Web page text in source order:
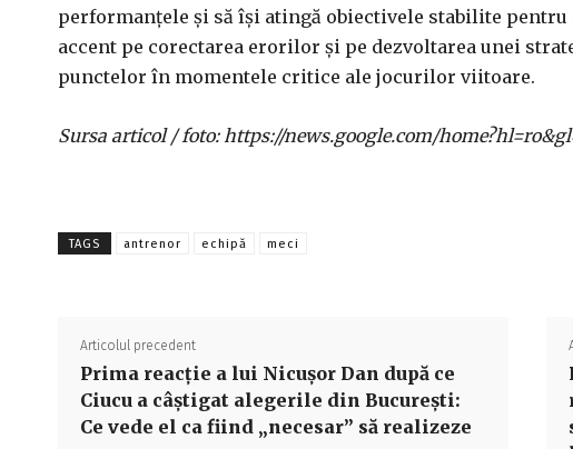
performanțele și să își atingă obiectivele stabilite
accent pe corectarea erorilor și pe dezvoltarea unei
punctelor în momentele critice ale jocurilor viitoare.
Sursa articol / foto: https://news.google.com/
TAGS antrenor echipă meci
Articolul precedent
Prima reacție a lui Nicușor Dan după ce
Ciucu a câștigat alegerile din București:
Ce vede el ca fiind „necesar” să realizeze